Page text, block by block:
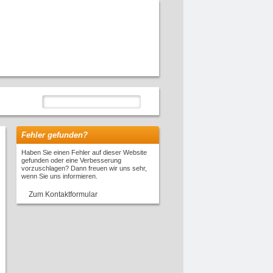
Fehler gefunden?
Haben Sie einen Fehler auf dieser Website
gefunden oder eine Verbesserung
vorzuschlagen? Dann freuen wir uns sehr,
wenn Sie uns informieren.
Zum Kontaktformular